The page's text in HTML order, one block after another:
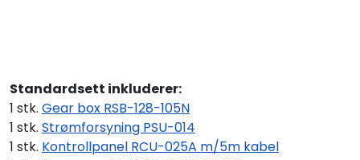
Standardsett inkluderer:
1 stk. Gear box RSB-128-105N
1 stk. Strømforsyning PSU-014
1 stk. Kontrollpanel RCU-025A m/5m kabel